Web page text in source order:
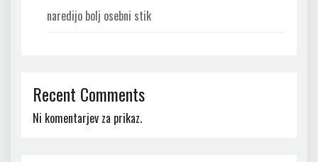
naredijo bolj osebni stik
Recent Comments
Ni komentarjev za prikaz.